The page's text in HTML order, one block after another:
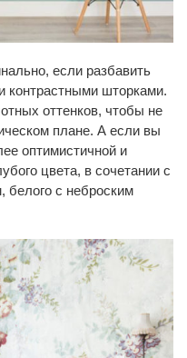
если разбавить
контрастными шторками.
оттенков, чтобы не
плане. А если вы
оптимистичной и
цвета, в сочетании с
белого с неброским